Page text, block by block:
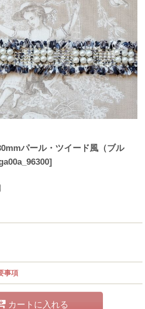
パール・ツイード風（ブル
]
事項
カートに入れる